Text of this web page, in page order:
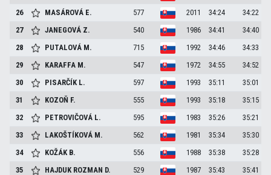
26
MASÁROVÁ E. 577 2011 34:24
34:22
27
JANEGOVÁ Z. 540 1986 34:41
34:40
28
PUTALOVÁ M. 715 1992 34:46
34:33
29
KARAFFA M. 547 1972 34:55
34:52
30
PISARČÍK L. 597 1993 35:11
35:01
31
KOZOŇ F. 555 1993 35:18
35:15
32
PETROVIČOVÁ L. 595 1983 35:26
35:21
33
LAKOŠTÍKOVÁ M. 562 1981 35:34
35:30
34
KOŽÁK B. 556 1988 35:38
35:28
35
HAJDUK ROZMAN D. 529 1987 35:43
35:41